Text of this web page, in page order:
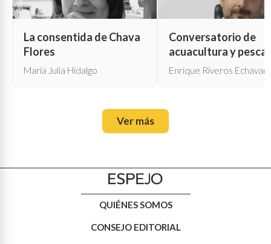
La consentida de Chava
Flores
María Julia Hidalgo
Conversatorio de
acuacultura y pesca
Enrique Riveros
Ver más
QUIÉNES SOMOS
CONSEJO EDITORIAL